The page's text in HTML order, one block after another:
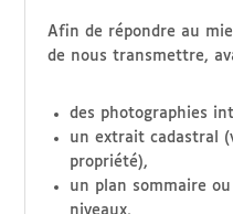
Afin de répondre au
de nous transmettre,
des photographies
un extrait cadastral
propriété),
un plan sommaire
niveaux,